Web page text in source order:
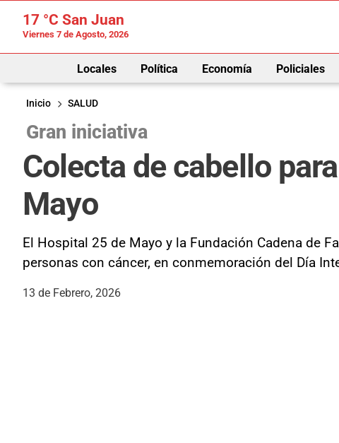
17 °C San Juan
Viernes 7 de Agosto, 2026
Locales Política Economía Policiales
Inicio
SALUD
Gran iniciativa
Colecta de cabello
Mayo
El Hospital 25 de Mayo y la Fundación Cadena de
personas con cáncer, en conmemoración del Día
13 de Febrero, 2026